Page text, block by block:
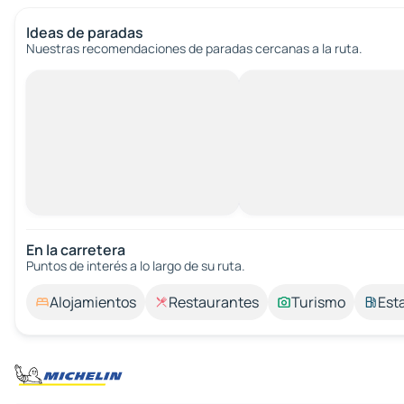
Ideas de paradas
Nuestras recomendaciones de paradas cercanas a la ruta.
En la carretera
Puntos de interés a lo largo de su ruta.
Alojamientos Restaurantes Turismo